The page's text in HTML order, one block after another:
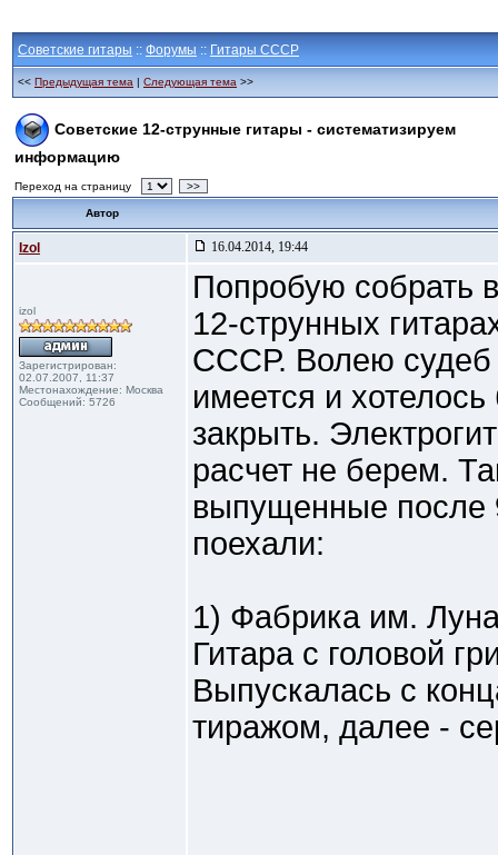
Советские гитары :: Форумы :: Гитары СССР
<< Предыдущая тема | Следующая тема >>
Советские 12-струнные гитары - систематизируем
информацию
Переход на страницу >>
Автор
Izol 16.04.2014, 19:44
izol
Зарегистрирован:
02.07.2007, 11:37
Местонахождение: Москва
Сообщений: 5726
Попробую собрать
12-струнных
СССР. Волею судеб
имеется и
закрыть.
расчет не берем.
выпущенные после
поехали:
1) Фабрика им.
Гитара с головой
Выпускалась с
тиражом, далее -